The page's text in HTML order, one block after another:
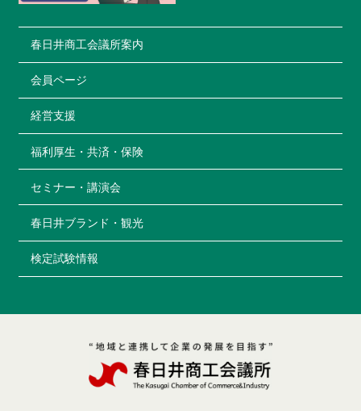
2023.9.29
にてイリュージョニストDAIKIさんが出演されま
す！
2023.9.15
春日井生まれのクラフトビール専門店 バタフライブ
す。」にて紹介されます
らぅめん考房ありがた屋さんが、東洋水産㈱主催
㈱丸菱製作所さんが「第7回価値デザインコンテス
ト」にて経済産業大臣賞を受賞されました！
春日井商工会議所案内
会員ページ
経営支援
福利厚生・共済・保険
セミナー・講演会
春日井ブランド・観光
検定試験情報